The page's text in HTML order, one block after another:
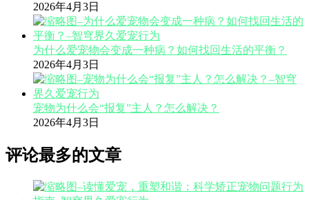
2026年4月3日
为什么爱宠物会变成一种病？如何找回生活的平衡？
2026年4月3日
宠物为什么会“报复”主人？怎么解决？
2026年4月3日
评论最多的文章